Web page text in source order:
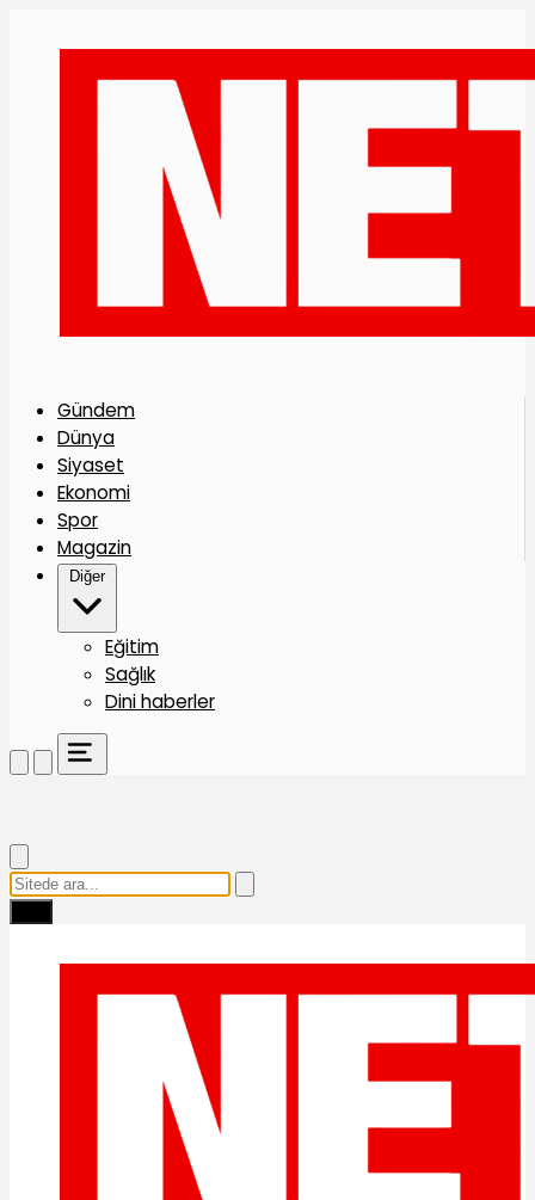
Gündem
Dünya
Siyaset
Ekonomi
Spor
Magazin
Diğer
Eğitim
Sağlık
Dini haberler